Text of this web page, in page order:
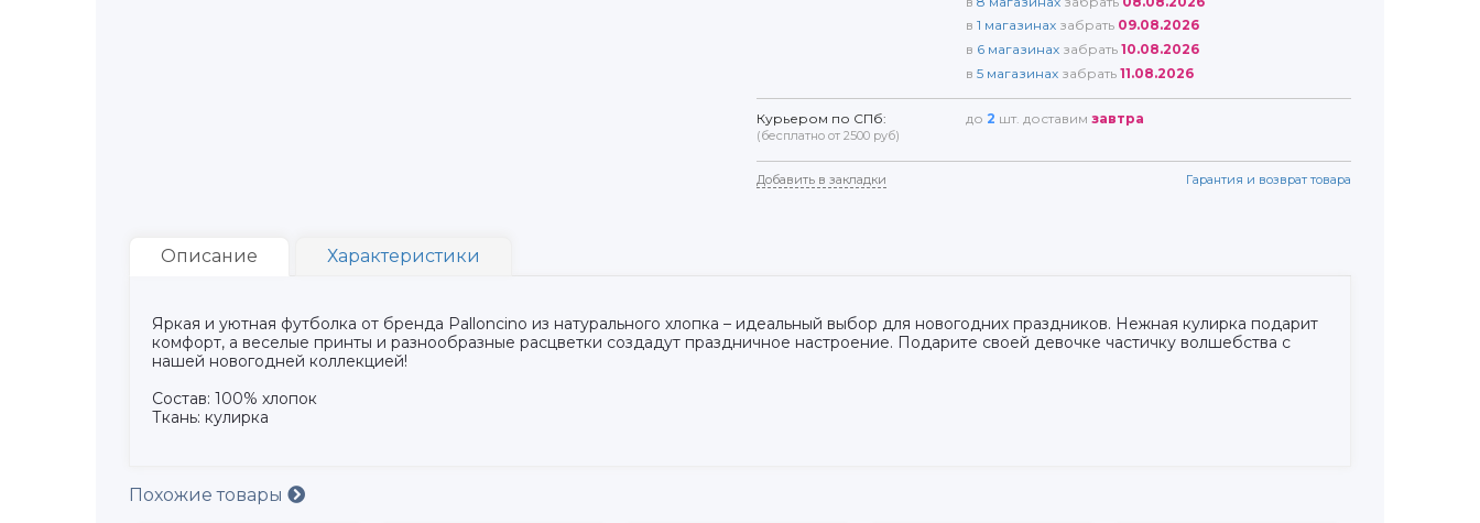
в 1 магазинах забрать 09.08.2026
в 6 магазинах забрать 10.08.2026
в 5 магазинах забрать 11.08.2026
Курьером по СПб:
(бесплатно от 2500 руб)
до 2 шт. доставим завтра
Добавить в закладки Гарантия и возврат товара
Описание Характеристики
Яркая и уютная футболка от бренда Palloncino из натурального хлопка – идеальный выбор для новогодних праздников. Нежная кулирка подарит
комфорт, а веселые принты и разнообразные расцветки создадут праздничное настроение. Подарите своей девочке частичку волшебства с
нашей новогодней коллекцией!
Состав: 100% хлопок
Ткань: кулирка
Похожие товары